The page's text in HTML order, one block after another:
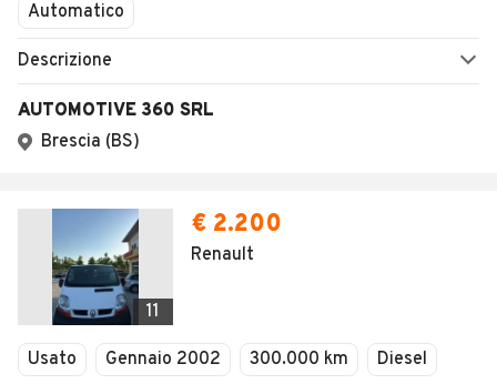
Automatico
Descrizione
AUTOMOTIVE 360 SRL
Brescia (BS)
11
€ 2.200
Renault
Usato Gennaio 2002 300.000 km
Diesel